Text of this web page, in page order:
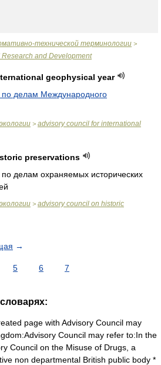
технической терминологии >
and Development
geophysical year
по делам Международного
> advisory council for international
preservations
по делам охраняемых исторических
> advisory council on historic
→
5 6 7
page with Advisory Council may
Council may refer to:In the
Council on the Misuse of Drugs, a
non departmental British public body *